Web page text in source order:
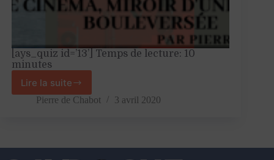
[ays_quiz id=’13’] Temps de lecture: 10
minutes
Lire la suite
Le
cinéma,
bouleversée
Pierre de Chabot 3 avril 2020